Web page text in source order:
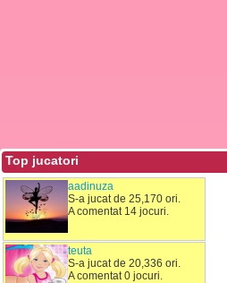
Top jucatori
aadinuza
S-a jucat de 25,170 ori.
A comentat 14 jocuri.
teuta
S-a jucat de 20,336 ori.
A comentat 0 jocuri.